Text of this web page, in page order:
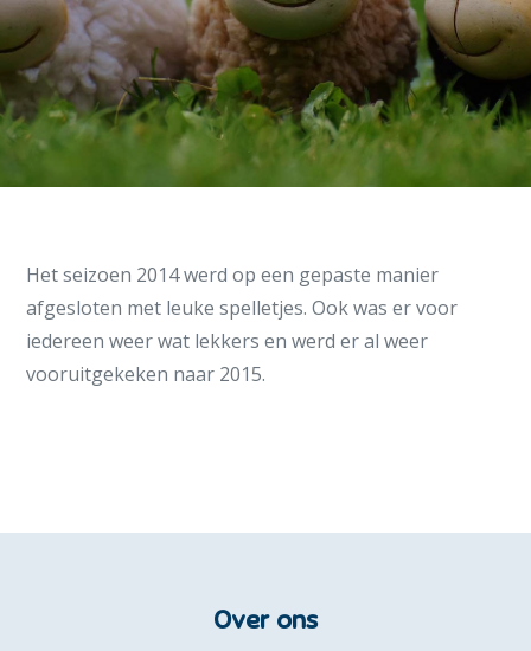
Het seizoen 2014 werd op een gepaste manier
afgesloten met leuke spelletjes. Ook was er voor
iedereen weer wat lekkers en werd er al weer
vooruitgekeken naar 2015.
Over ons